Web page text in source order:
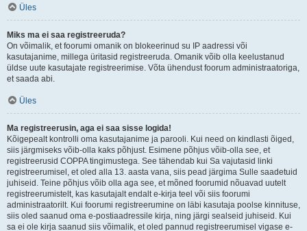
Üles
Miks ma ei saa registreeruda?
On võimalik, et foorumi omanik on blokeerinud su IP aadressi või
kasutajanime, millega üritasid registreeruda. Omanik võib olla keelustanud
üldse uute kasutajate registreerimise. Võta ühendust foorum administraatoriga,
et saada abi.
Üles
Ma registreerusin, aga ei saa sisse logida!
Kõigepealt kontrolli oma kasutajanime ja parooli. Kui need on kindlasti õiged,
siis järgmiseks võib-olla kaks põhjust. Esimene põhjus võib-olla see, et
registreerusid COPPA tingimustega. See tähendab kui Sa vajutasid linki
registreerumisel, et oled alla 13. aasta vana, siis pead järgima Sulle saadetuid
juhiseid. Teine põhjus võib olla aga see, et mõned foorumid nõuavad uutelt
registreerumistelt, kas kasutajalt endalt e-kirja teel või siis foorumi
administraatorilt. Kui foorumi registreerumine on läbi kasutaja poolse kinnituse,
siis oled saanud oma e-postiaadressile kirja, ning järgi sealseid juhiseid. Kui
sa ei ole kirja saanud siis võimalik, et oled pannud registreerumisel vigase e-